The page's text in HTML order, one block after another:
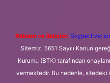
Reklam ve İletişim: Skype:
Sitemiz, 5651 Sayılı Kanun
Kurumu (BTK) tarafından
vermektedir. Bu nedenle,